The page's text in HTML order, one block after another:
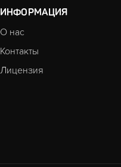
ИНФОРМАЦИЯ
О нас
Контакты
Лицензия